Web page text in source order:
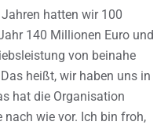
hatten wir 100
140 Millionen Euro und
von beinahe
heißt, wir haben uns in
hat die Organisation
wie vor. Ich bin froh,